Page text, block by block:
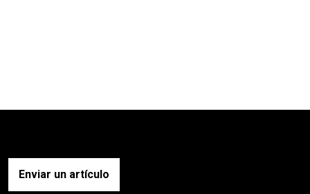
Enviar un artículo